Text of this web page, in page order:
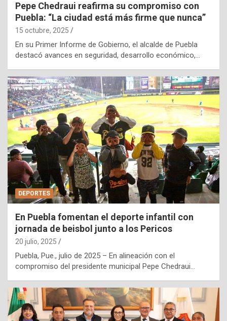
Pepe Chedraui reafirma su compromiso con
Puebla: “La ciudad está más firme que nunca”
15 octubre, 2025
En su Primer Informe de Gobierno, el alcalde de Puebla
destacó avances en seguridad, desarrollo económico,…
DEPORTES
En Puebla fomentan el deporte infantil con
jornada de beisbol junto a los Pericos
20 julio, 2025
Puebla, Pue., julio de 2025 – En alineación con el
compromiso del presidente municipal Pepe Chedraui…